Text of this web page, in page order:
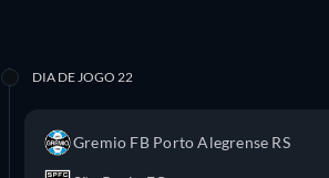
DIA DE JOGO 22
Gremio FB Porto Alegrense RS